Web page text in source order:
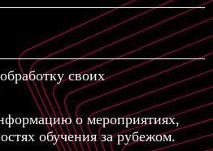
своих
о мероприятиях,
обучения за рубежом.